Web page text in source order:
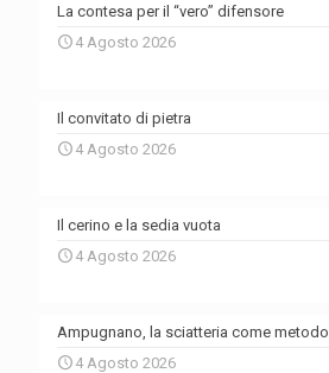
La contesa per il “vero” difensore
4 Agosto 2026
Il convitato di pietra
4 Agosto 2026
Il cerino e la sedia vuota
4 Agosto 2026
Ampugnano, la sciatteria come metodo
4 Agosto 2026